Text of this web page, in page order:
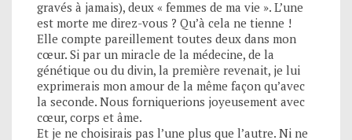
gravés à jamais), deux « femmes de ma vie ». L’une
est morte me direz-vous ? Qu’à cela ne tienne !
Elle compte pareillement toutes deux dans mon
cœur. Si par un miracle de la médecine, de la
génétique ou du divin, la première revenait, je lui
exprimerais mon amour de la même façon qu’avec
la seconde. Nous forniquerions joyeusement avec
cœur, corps et âme.
Et je ne choisirais pas l’une plus que l’autre. Ni ne